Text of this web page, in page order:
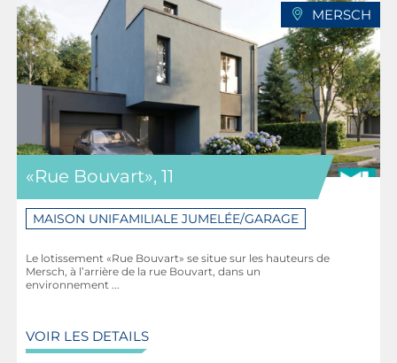
MERSCH
«Rue Bouvart», 11
MAISON UNIFAMILIALE JUMELÉE/GARAGE
Le lotissement «Rue Bouvart» se situe sur les hauteurs de
Mersch, à l’arrière de la rue Bouvart, dans un
environnement ...
VOIR LES DETAILS